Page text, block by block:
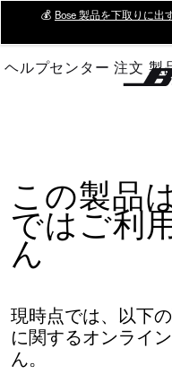
Main
💰 Bose 製品を下取りに
ヘルプセンター 注文 製
この製品
ではご利
ん
現時点では、以下
に関するオンライ
ん。